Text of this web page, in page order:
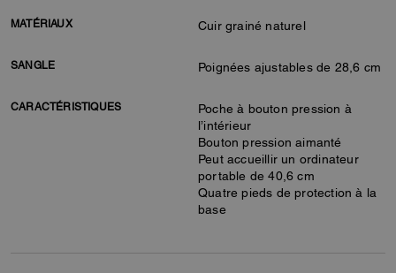
MATÉRIAUX Cuir grainé naturel
SANGLE Poignées ajustables de 28,6 cm
CARACTÉRISTIQUES
Poche à bouton pression à
l’intérieur
Bouton pression aimanté
Peut accueillir un ordinateur
portable de 40,6 cm
Quatre pieds de protection à la
base